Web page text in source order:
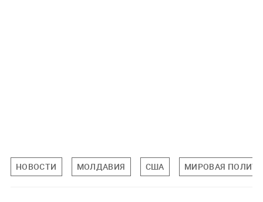
НОВОСТИ МОЛДАВИЯ США МИРОВАЯ